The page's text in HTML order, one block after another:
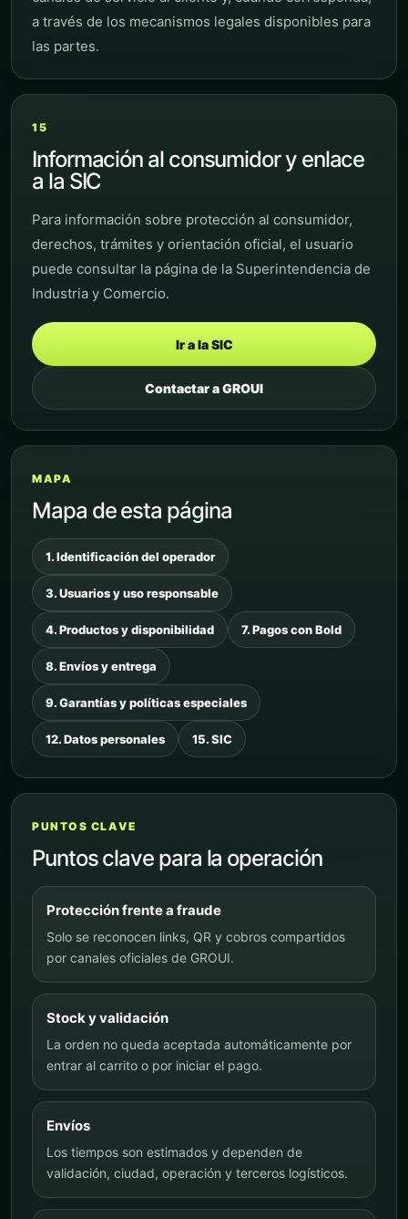
a través de los mecanismos legales disponibles para
las partes.
15
Información al consumidor y enlace
a la SIC
Para información sobre protección al consumidor,
derechos, trámites y orientación oficial, el usuario
puede consultar la página de la Superintendencia de
Industria y Comercio.
Ir a la SIC
Contactar a GROUI
MAPA
Mapa de esta página
1. Identificación del operador
3. Usuarios y uso responsable
4. Productos y disponibilidad 7. Pagos con Bold
8. Envíos y entrega
9. Garantías y políticas especiales
12. Datos personales 15. SIC
PUNTOS CLAVE
Puntos clave para la operación
Protección frente a fraude
Solo se reconocen links, QR y cobros compartidos
por canales oficiales de GROUI.
Stock y validación
La orden no queda aceptada automáticamente por
entrar al carrito o por iniciar el pago.
Envíos
Los tiempos son estimados y dependen de
validación, ciudad, operación y terceros logísticos.